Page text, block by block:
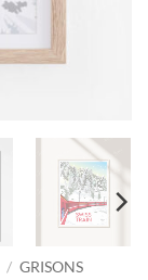
/ GRISONS